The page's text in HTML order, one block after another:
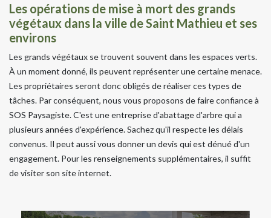
Les opérations de mise à mort des grands
végétaux dans la ville de Saint Mathieu et ses
environs
Les grands végétaux se trouvent souvent dans les espaces verts.
À un moment donné, ils peuvent représenter une certaine menace.
Les propriétaires seront donc obligés de réaliser ces types de
tâches. Par conséquent, nous vous proposons de faire confiance à
SOS Paysagiste. C'est une entreprise d'abattage d'arbre qui a
plusieurs années d'expérience. Sachez qu'il respecte les délais
convenus. Il peut aussi vous donner un devis qui est dénué d'un
engagement. Pour les renseignements supplémentaires, il suffit
de visiter son site internet.